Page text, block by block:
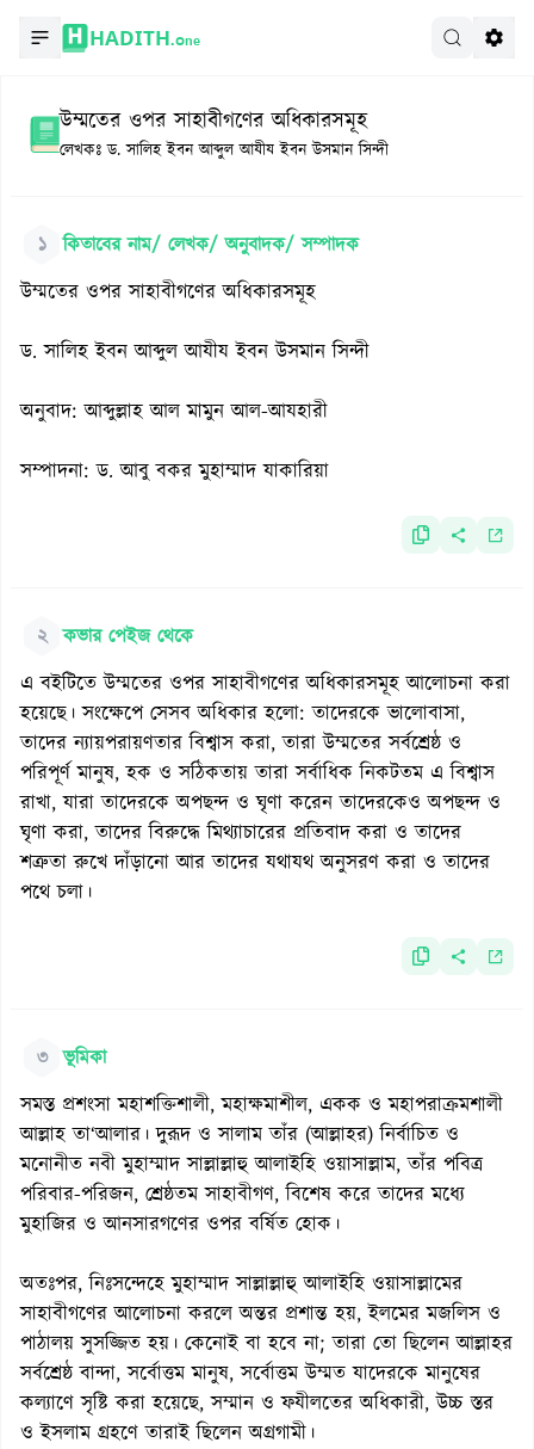
HADITH.One
উম্মতের ওপর সাহাবীগণের অধিকারসমূহ
লেখকঃ ড. সালিহ ইবন আব্দুল আযীয ইবন উসমান সিন্দী
১ কিতাবের নাম/ লেখক/ অনুবাদক/ সম্পাদক
উম্মতের ওপর সাহাবীগণের অধিকারসমূহ
ড. সালিহ ইবন আব্দুল আযীয ইবন উসমান সিন্দী
অনুবাদ: আব্দুল্লাহ আল মামুন আল-আযহারী
সম্পাদনা: ড. আবু বকর মুহাম্মাদ যাকারিয়া
২ কভার পেইজ থেকে
এ বইটিতে উম্মতের ওপর সাহাবীগণের অধিকারসমূহ আলোচনা করা
হয়েছে। সংক্ষেপে সেসব অধিকার হলো: তাদেরকে ভালোবাসা,
তাদের ন্যায়পরায়ণতার বিশ্বাস করা, তারা উম্মতের সর্বশ্রেষ্ঠ ও
পরিপূর্ণ মানুষ, হক ও সঠিকতায় তারা সর্বাধিক নিকটতম এ বিশ্বাস
রাখা, যারা তাদেরকে অপছন্দ ও ঘৃণা করেন তাদেরকেও অপছন্দ ও
ঘৃণা করা, তাদের বিরুদ্ধে মিথ্যাচারের প্রতিবাদ করা ও তাদের
শত্রুতা রুখে দাঁড়ানো আর তাদের যথাযথ অনুসরণ করা ও তাদের
পথে চলা।
৩ ভূমিকা
সমস্ত প্রশংসা মহাশক্তিশালী, মহাক্ষমাশীল, একক ও মহাপরাক্রমশালী
আল্লাহ তা‘আলার। দুরূদ ও সালাম তাঁর (আল্লাহর) নির্বাচিত ও
মনোনীত নবী মুহাম্মাদ সাল্লাল্লাহু আলাইহি ওয়াসাল্লাম, তাঁর পবিত্র
পরিবার-পরিজন, শ্রেষ্ঠতম সাহাবীগণ, বিশেষ করে তাদের মধ্যে
মুহাজির ও আনসারগণের ওপর বর্ষিত হোক।
অতঃপর, নিঃসন্দেহে মুহাম্মাদ সাল্লাল্লাহু আলাইহি ওয়াসাল্লামের
সাহাবীগণের আলোচনা করলে অন্তর প্রশান্ত হয়, ইলমের মজলিস ও
পাঠালয় সুসজ্জিত হয়। কেনোই বা হবে না; তারা তো ছিলেন আল্লাহর
সর্বশ্রেষ্ঠ বান্দা, সর্বোত্তম মানুষ, সর্বোত্তম উম্মত যাদেরকে মানুষের
কল্যাণে সৃষ্টি করা হয়েছে, সম্মান ও ফযীলতের অধিকারী, উচ্চ স্তর
ও ইসলাম গ্রহণে তারাই ছিলেন অগ্রগামী।